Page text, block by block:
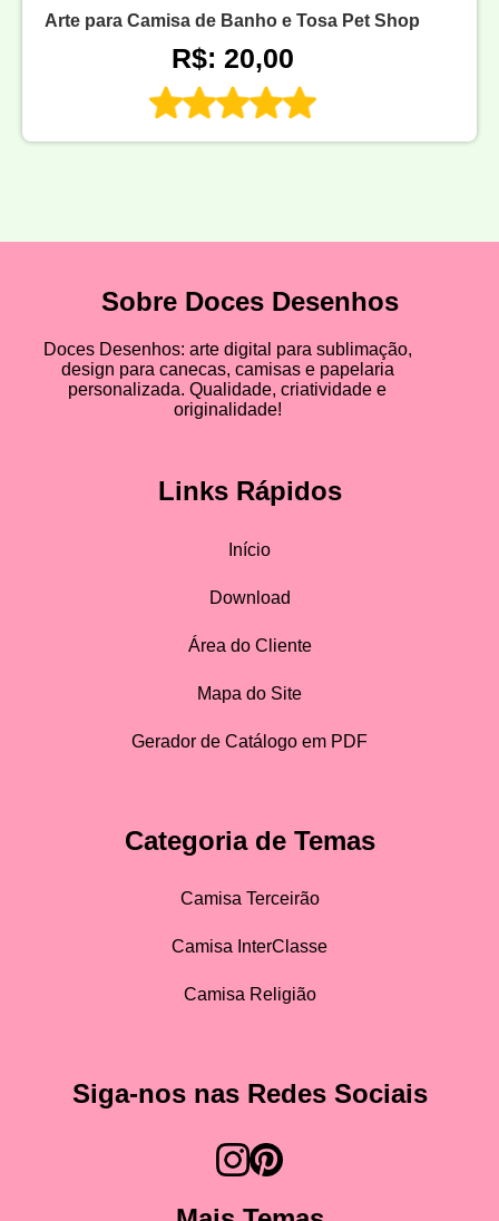
Arte para Camisa de Banho e Tosa Pet Shop
R$: 20,00
Sobre Doces Desenhos
Doces Desenhos: arte digital para sublimação,
design para canecas, camisas e papelaria
personalizada. Qualidade, criatividade e
originalidade!
Links Rápidos
Início
Download
Área do Cliente
Mapa do Site
Gerador de Catálogo em PDF
Categoria de Temas
Camisa Terceirão
Camisa InterClasse
Camisa Religião
Siga-nos nas Redes Sociais